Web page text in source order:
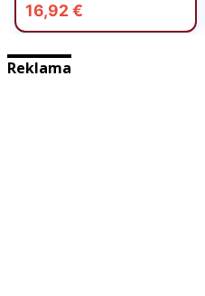
Reklama